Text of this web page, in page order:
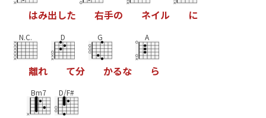
はみ出した 右手の ネイル に
N.C.
離れ
D
て分
G
かるな
A
ら
Bm7 D/F#